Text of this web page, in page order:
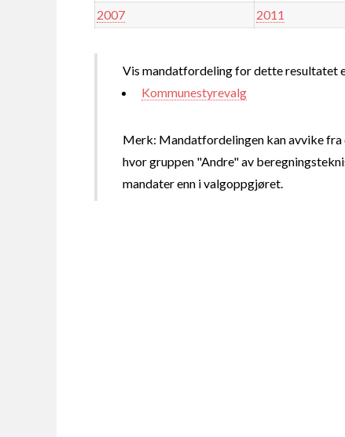
2007
2011
Vis mandatfordeling for dette resultatet
Kommunestyrevalg
Merk: Mandatfordelingen kan avvike
hvor gruppen "Andre" av
mandater enn i valgoppgjøret.